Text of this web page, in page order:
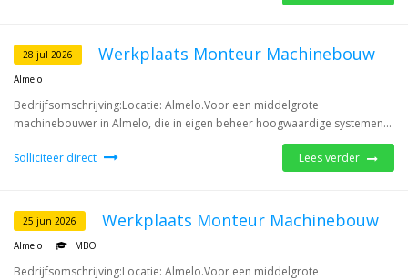
28 jul 2026 Werkplaats Monteur Machinebouw
Almelo
Bedrijfsomschrijving:Locatie: Almelo.Voor een middelgrote
machinebouwer in Almelo, die in eigen beheer hoogwaardige systemen...
Solliciteer direct Lees verder
25 jun 2026 Werkplaats Monteur Machinebouw
Almelo MBO
Bedrijfsomschrijving:Locatie: Almelo.Voor een middelgrote